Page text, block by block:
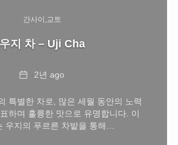
간사이 교토
우지 차 – Uji Cha
Date2년 ago
특별한 차로, 많은 세월 동안의 노력
하며 훌륭한 맛으로 유명합니다. 이
우지의 푸르른 차밭을 통해…